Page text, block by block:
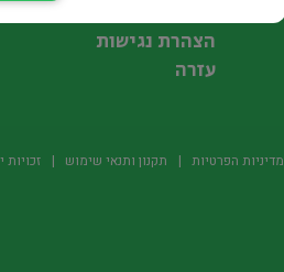
הצהרת נגישות
עזרה
מדיניות הפרטיות תקנון ותנאי שימוש זכויות